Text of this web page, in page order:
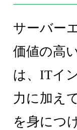
サーバー
価値の高
は、ITイ
力に加え
を身につ